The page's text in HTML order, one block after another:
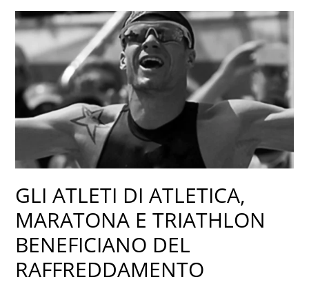
GLI ATLETI DI ATLETICA,
MARATONA E TRIATHLON
BENEFICIANO DEL
RAFFREDDAMENTO
GLI
ATLETI
DI
MARATONA
TRIATHLON
BENEFICIANO
DEL